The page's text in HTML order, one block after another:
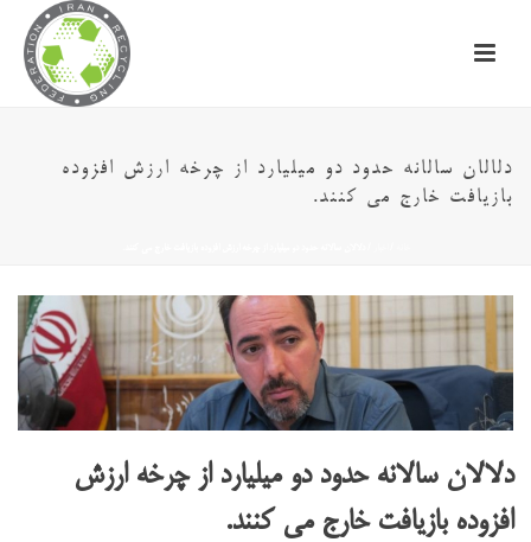
دلالان سالانه حدود دو میلیارد از چرخه ارزش افزوده
بازیافت خارج می کنند.
دلالان سالانه حدود دو میلیارد از چرخه ارزش
افزوده بازیافت خارج می کنند.